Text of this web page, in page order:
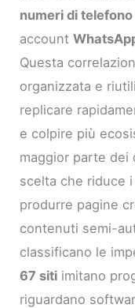
numeri di telefono
account
Questa
organizzata e
replicare
e colpire più
maggior parte
scelta che riduce
produrre pagine
contenuti semi-
classificano le
67 siti imitano
riguardano